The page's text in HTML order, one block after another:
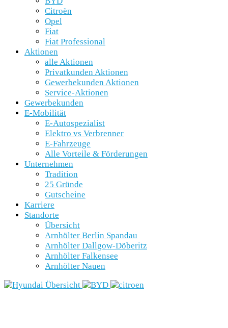
Citroën
Opel
Fiat
Fiat Professional
Aktionen
alle Aktionen
Privatkunden Aktionen
Gewerbekunden Aktionen
Service-Aktionen
Gewerbekunden
E-Mobilität
E-Autospezialist
Elektro vs Verbrenner
E-Fahrzeuge
Alle Vorteile & Förderungen
Unternehmen
Tradition
25 Gründe
Gutscheine
Karriere
Standorte
Übersicht
Arnhölter Berlin Spandau
Arnhölter Dallgow-Döberitz
Arnhölter Falkensee
Arnhölter Nauen